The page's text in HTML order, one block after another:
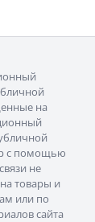
на
с помощью
не
товары и
или по
сайта